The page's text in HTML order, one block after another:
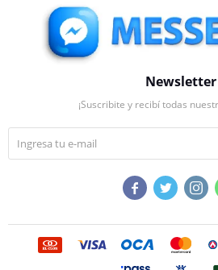
Newsletter
¡Suscribite y recibí todas
  